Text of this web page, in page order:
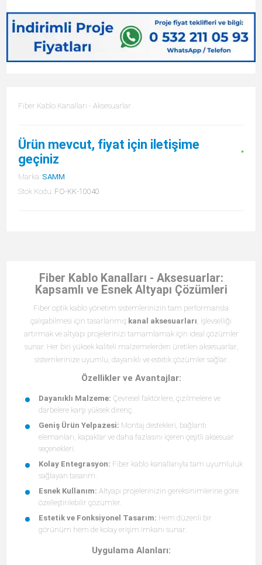
Fiber Kablo Kanalları - Aksesuarlar
Ürün mevcut, fiyat için iletişime
geçiniz
Marka: SAMM
Stok Kodu: FO-KK-10040
Fiber Kablo Kanalları - Aksesuarlar:
Kapsamlı ve Esnek Altyapı Çözümleri
Fiber optik kablo yönetim sistemlerinizin tam performansla
çalışabilmesi için tasarlanmış kanal aksesuarları , işlevselliği
artırmak ve altyapı projelerinizi tamamlamak için ideal çözümler
sunar. Her biri yüksek kaliteli malzemelerden üretilen aksesuarlar,
sistemlerinize uyumlu, dayanıklı ve estetik çözümler sağlar.
Özellikler ve Avantajlar:
Dayanıklı Malzeme: Çevresel faktörlere, çizilmelere ve
darbelere karşı yüksek direnç.
Geniş Ürün Yelpazesi: Montaj destekleri, bağlantı
elemanları, kapaklar ve daha fazlasını içeren çeşitli aksesuar
seçenekleri.
Kolay Entegrasyon: Fiber kablo kanallarıyla tam uyumluluk
sağlayan tasarım.
Esnek Kullanım: Altyapı projelerinizin gereksinimlerine göre
özelleştirilebilir çözümler.
Estetik ve Fonksiyonel Tasarım: Hem düzenli bir
görünüm hem de kolay erişim imkanı sunar.
Uygulama Alanları: